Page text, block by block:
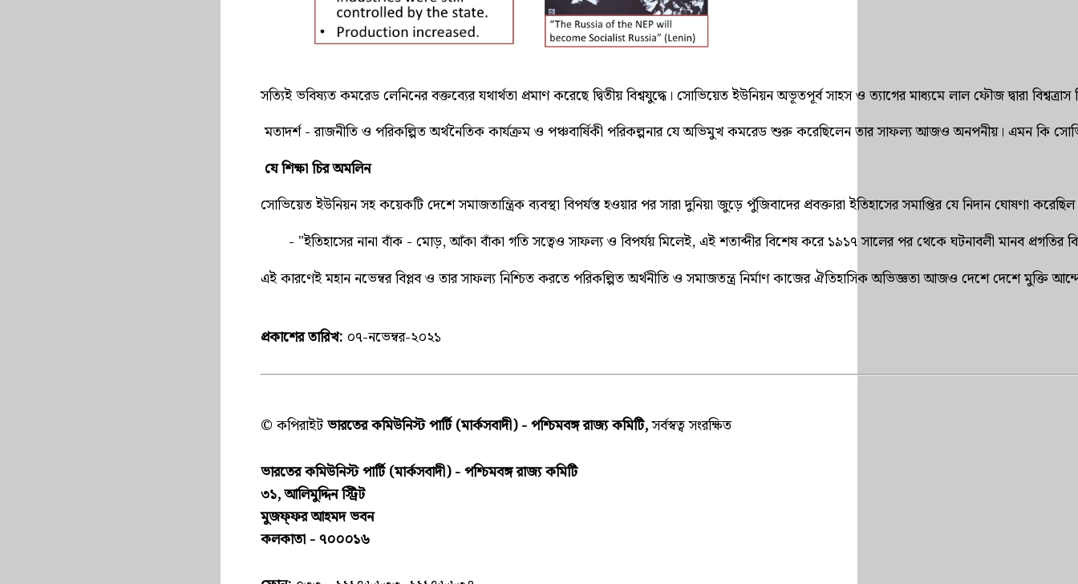
সত্যিই ভবিষ্যত কমরেড লেনিনের বক্তব্যের যথার্থতা প্রমাণ করেছে দ্বিতীয় বিশ্বযুদ্ধে। সোভিয়েত ইউনিয়ন অভূতপূর্ব সাহস ও ত্যাগের মাধ্যমে লাল ফৌজ দ্বারা
মতাদর্শ - রাজনীতি ও পরিকল্পিত অর্থনৈতিক কার্যক্রম ও পঞ্চবার্ষিকী পরিকল্পনার যে অভিমুখ কমরেড শুরু করেছিলেন তার সাফল্য আজও অনপনীয়। এমন কি
যে শিক্ষা চির অমলিন
সোভিয়েত ইউনিয়ন সহ কয়েকটি দেশে সমাজতান্ত্রিক ব্যবস্থা বিপর্যস্ত হওয়ার পর সারা দুনিয়া জুড়ে পুঁজিবাদের প্রবক্তারা ইতিহাসের সমাপ্তির যে নিদান
- "ইতিহাসের নানা বাঁক - মোড়, আঁকা বাঁকা গতি সত্বেও সাফল্য ও বিপর্যয় মিলেই, এই শতাব্দীর বিশেষ করে ১৯১৭ সালের পর থেকে ঘটনাবলী মানব প্রগতির
এই কারণেই মহান নভেম্বর বিপ্লব ও তার সাফল্য নিশ্চিত করতে পরিকল্পিত অর্থনীতি ও সমাজতন্ত্র নির্মাণ কাজের ঐতিহাসিক অভিজ্ঞতা আজও দেশে দেশে মুক্তি
প্রকাশের তারিখ: ০৭-নভেম্বর-২০২১
© কপিরাইটভারতের কমিউনিস্ট পার্টি (মার্কসবাদী) - পশ্চিমবঙ্গ রাজ্য কমিটি,সর্বস্বত্ব সংরক্ষিত
ভারতের কমিউনিস্ট পার্টি (মার্কসবাদী) - পশ্চিমবঙ্গ রাজ্য কমিটি
৩১, আলিমুদ্দিন স্ট্রিট
মুজফ্ফ‌র আহমদ ভবন
কলকাতা - ৭০০০১৬